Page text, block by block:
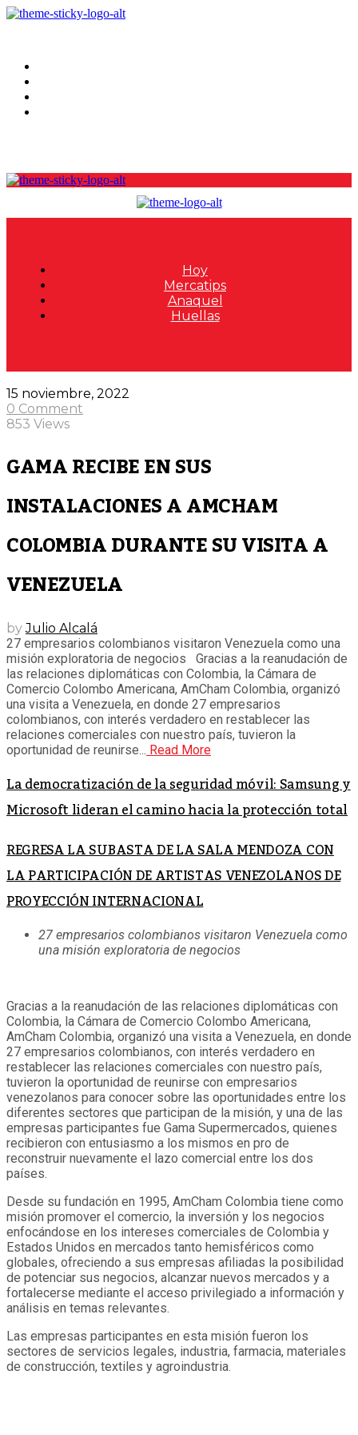
Hoy
Mercatips
Anaquel
Huellas
15 noviembre, 2022
0 Comment
853 Views
GAMA RECIBE EN SUS
INSTALACIONES A AMCHAM
COLOMBIA DURANTE SU VISITA A
VENEZUELA
byJulio Alcalá
27 empresarios colombianos visitaron Venezuela como una
misión exploratoria de negocios Gracias a la reanudación de
las relaciones diplomáticas con Colombia, la Cámara de
Comercio Colombo Americana, AmCham Colombia, organizó
una visita a Venezuela, en donde 27 empresarios
colombianos, con interés verdadero en restablecer las
relaciones comerciales con nuestro país, tuvieron la
oportunidad de reunirse... Read More
La democratización de la seguridad móvil: Samsung y
Microsoft lideran el camino hacia la protección total
REGRESA LA SUBASTA DE LA SALA MENDOZA CON
LA PARTICIPACIÓN DE ARTISTAS VENEZOLANOS DE
PROYECCIÓN INTERNACIONAL
27 empresarios colombianos visitaron Venezuela como
una misión exploratoria de negocios
Gracias a la reanudación de las relaciones diplomáticas con
Colombia, la Cámara de Comercio Colombo Americana,
AmCham Colombia, organizó una visita a Venezuela, en donde
27 empresarios colombianos, con interés verdadero en
restablecer las relaciones comerciales con nuestro país,
tuvieron la oportunidad de reunirse con empresarios
venezolanos para conocer sobre las oportunidades entre los
diferentes sectores que participan de la misión, y una de las
empresas participantes fue Gama Supermercados, quienes
recibieron con entusiasmo a los mismos en pro de
reconstruir nuevamente el lazo comercial entre los dos
países.
Desde su fundación en 1995, AmCham Colombia tiene como
misión promover el comercio, la inversión y los negocios
enfocándose en los intereses comerciales de Colombia y
Estados Unidos en mercados tanto hemisféricos como
globales, ofreciendo a sus empresas afiliadas la posibilidad
de potenciar sus negocios, alcanzar nuevos mercados y a
fortalecerse mediante el acceso privilegiado a información y
análisis en temas relevantes.
Las empresas participantes en esta misión fueron los
sectores de servicios legales, industria, farmacia, materiales
de construcción, textiles y agroindustria.